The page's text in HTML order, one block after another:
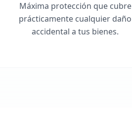
Máxima protección que cubre
prácticamente cualquier daño
accidental a tus bienes.